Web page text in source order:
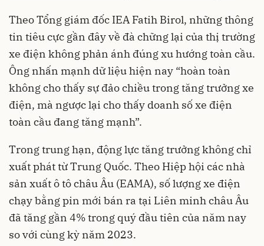
Theo Tổng giám đốc IEA Fatih Birol, những thông
tin tiêu cực gần đây về đà chững lại của thị trường
xe điện không phản ánh đúng xu hướng toàn cầu.
Ông nhấn mạnh dữ liệu hiện nay “hoàn toàn
không cho thấy sự đảo chiều trong tăng trưởng xe
điện, mà ngược lại cho thấy doanh số xe điện
toàn cầu đang tăng mạnh”.
Trong trung hạn, động lực tăng trưởng không chỉ
xuất phát từ Trung Quốc. Theo Hiệp hội các nhà
sản xuất ô tô châu Âu (EAMA), số lượng xe điện
chạy bằng pin mới bán ra tại Liên minh châu Âu
đã tăng gần 4% trong quý đầu tiên của năm nay
so với cùng kỳ năm 2023.